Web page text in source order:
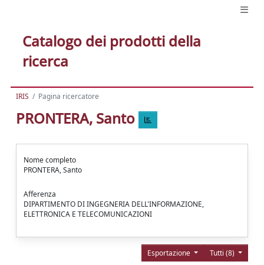
Catalogo dei prodotti della
ricerca
IRIS Pagina ricercatore
PRONTERA, Santo
Nome completo
PRONTERA, Santo
Afferenza
DIPARTIMENTO DI INGEGNERIA DELL'INFORMAZIONE,
ELETTRONICA E TELECOMUNICAZIONI
Tutti (8)
Esportazione